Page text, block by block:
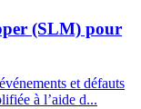
(SLM) pour
et défauts
à l’aide d...